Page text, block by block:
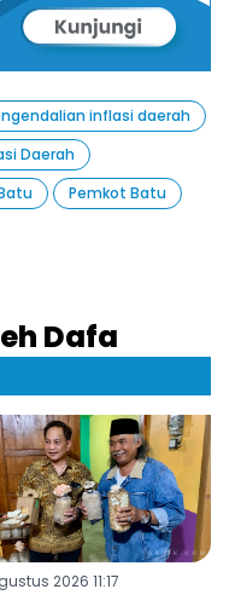
inflasi daerah
Daerah
Pemkot Batu
Dafa
2026 11:17